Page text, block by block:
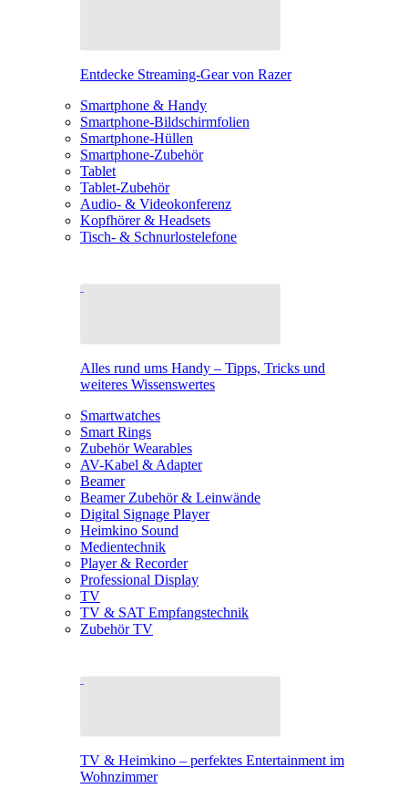
Entdecke Streaming-Gear von Razer
Smartphone & Handy
Smartphone-Bildschirmfolien
Smartphone-Hüllen
Smartphone-Zubehör
Tablet
Tablet-Zubehör
Audio- & Videokonferenz
Kopfhörer & Headsets
Tisch- & Schnurlostelefone
Alles rund ums Handy – Tipps, Tricks und
weiteres Wissenswertes
Smartwatches
Smart Rings
Zubehör Wearables
AV-Kabel & Adapter
Beamer
Beamer Zubehör & Leinwände
Digital Signage Player
Heimkino Sound
Medientechnik
Player & Recorder
Professional Display
TV
TV & SAT Empfangstechnik
Zubehör TV
TV & Heimkino – perfektes Entertainment im
Wohnzimmer